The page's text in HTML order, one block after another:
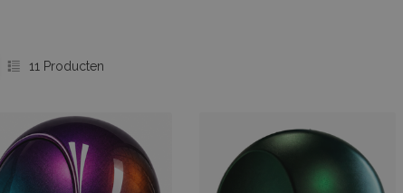
11 Producten